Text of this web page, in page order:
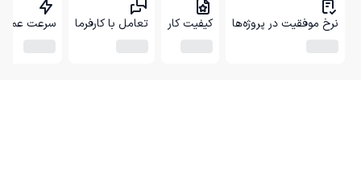
نرخ موفقیت در پروژه‌ها کیفیت کار تعامل با کارفرما سرعت عمل